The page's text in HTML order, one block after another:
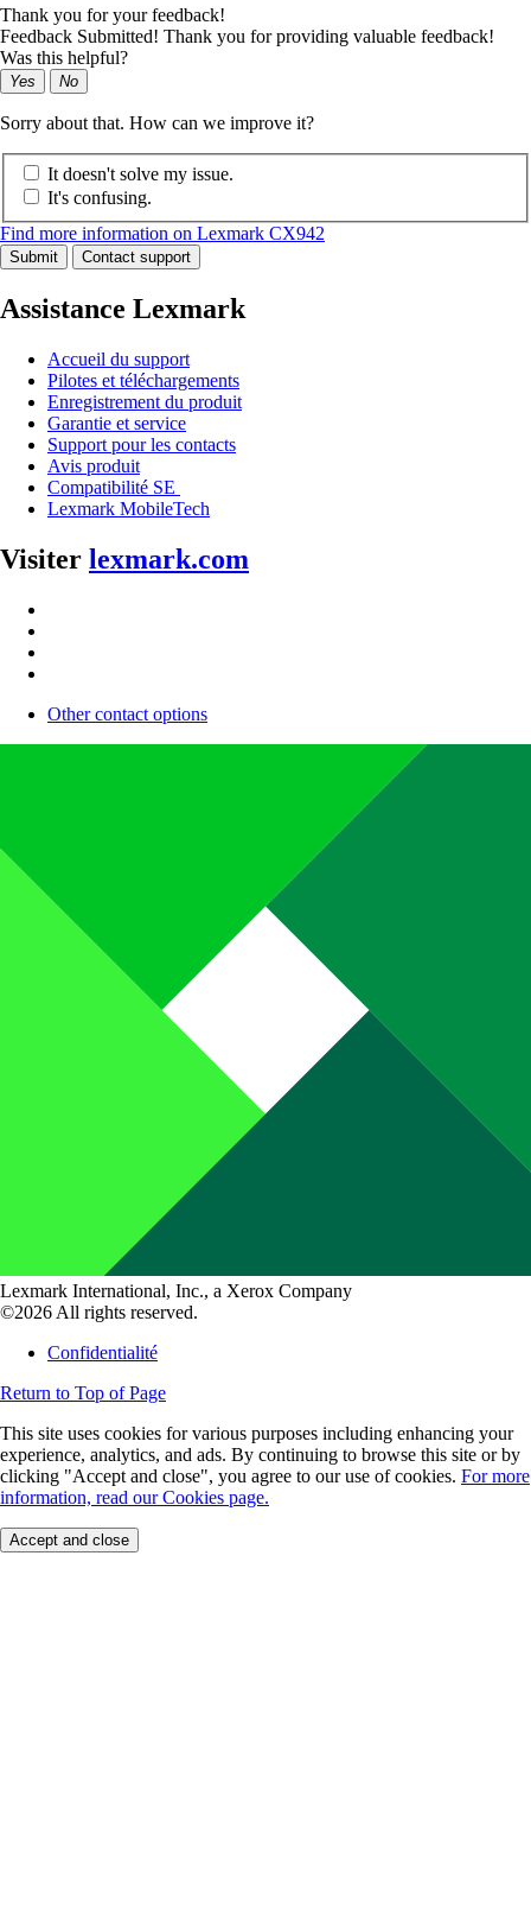
Thank you for your feedback!
Feedback Submitted! Thank you for providing valuable feedback!
Was this helpful?
Yes No
Sorry about that. How can we improve it?
It doesn't solve my issue.
It's confusing.
Find more information on Lexmark CX942
Submit Contact support
Assistance Lexmark
Accueil du support
Pilotes et téléchargements
Enregistrement du produit
Garantie et service
Support pour les contacts
Avis produit
Compatibilité SE
Lexmark MobileTech
Visiter lexmark.com
Other contact options
Lexmark International, Inc., a Xerox Company
©2026 All rights reserved.
Confidentialité
Return to Top of Page
This site uses cookies for various purposes including enhancing your
experience, analytics, and ads. By continuing to browse this site or by
clicking "Accept and close", you agree to our use of cookies. For more
information, read our Cookies page.
Accept and close